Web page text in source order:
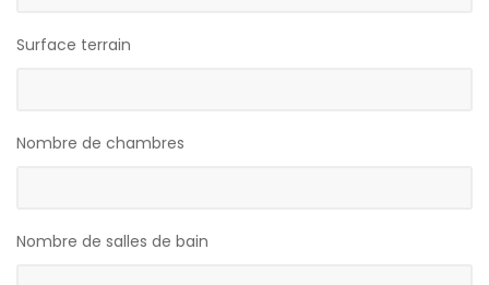
Surface terrain
Nombre de chambres
Nombre de salles de bain